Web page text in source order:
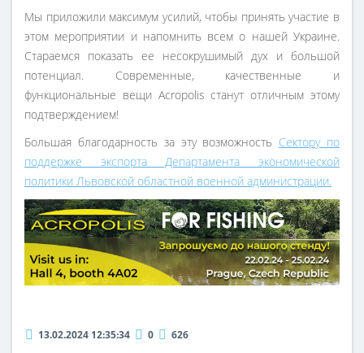
Мы приложили максимум усилий, чтобы принять участие в
этом мероприятии и напомнить всем о нашей Украине.
Стараемся показать ее несокрушимый дух и большой
потенциал. Современные, качественные и
функциональные вещи Acropolis станут отличным этому
подтверждением!
Большая благодарность за эту возможность Сектору по
поддержке экспорта Департамента экономической
политики Львовской областной военной администрации.
13.02.2024 12:35:34 0 626